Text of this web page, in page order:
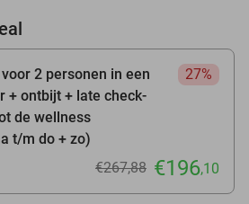
2 personen in een
+ ontbijt + late check-
de wellness
t/m do + zo)
27%
€267,88 €196,10